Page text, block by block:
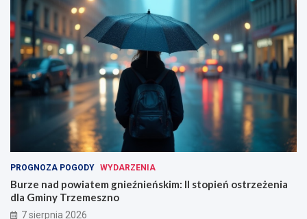
PROGNOZA POGODY WYDARZENIA
Burze nad powiatem gnieźnieńskim: II stopień ostrzeżenia
dla Gminy Trzemeszno
7 sierpnia 2026